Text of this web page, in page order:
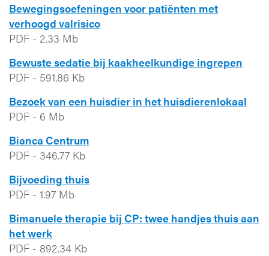
Bewegingsoefeningen voor patiënten met
verhoogd valrisico
PDF - 2.33 Mb
Bewuste sedatie bij kaakheelkundige ingrepen
PDF - 591.86 Kb
Bezoek van een huisdier in het huisdierenlokaal
PDF - 6 Mb
Bianca Centrum
PDF - 346.77 Kb
Bijvoeding thuis
PDF - 1.97 Mb
Bimanuele therapie bij CP: twee handjes thuis aan
het werk
PDF - 892.34 Kb